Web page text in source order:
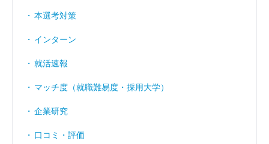
本選考対策
インターン
就活速報
マッチ度（就職難易度・採用大学）
企業研究
口コミ・評価